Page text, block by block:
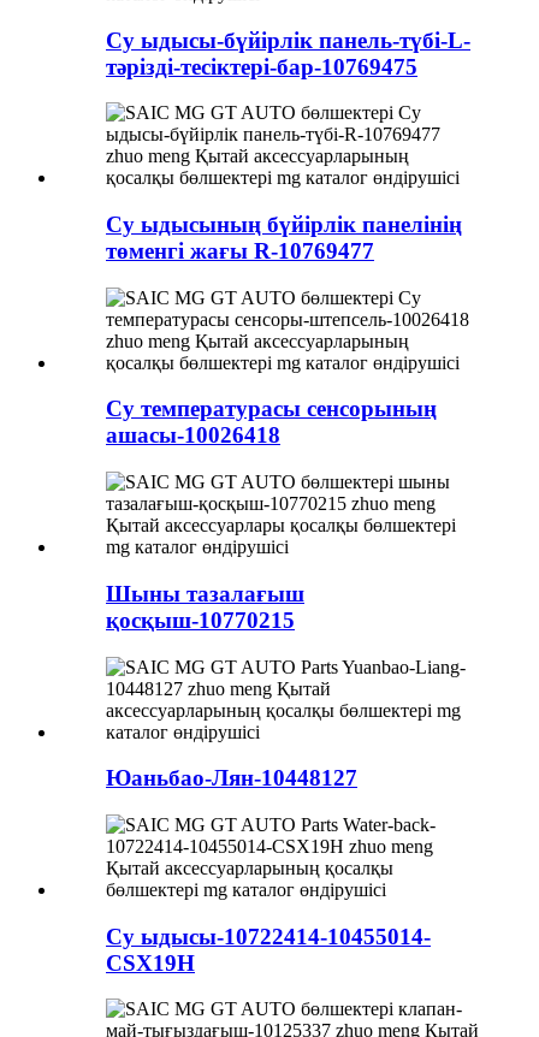
Су ыдысы-бүйірлік панель-түбі-L-
тәрізді-тесіктері-бар-10769475
Су ыдысының бүйірлік панелінің
төменгі жағы R-10769477
Су температурасы сенсорының
ашасы-10026418
Шыны тазалағыш
қосқыш-10770215
Юаньбао-Лян-10448127
Су ыдысы-10722414-10455014-
CSX19H